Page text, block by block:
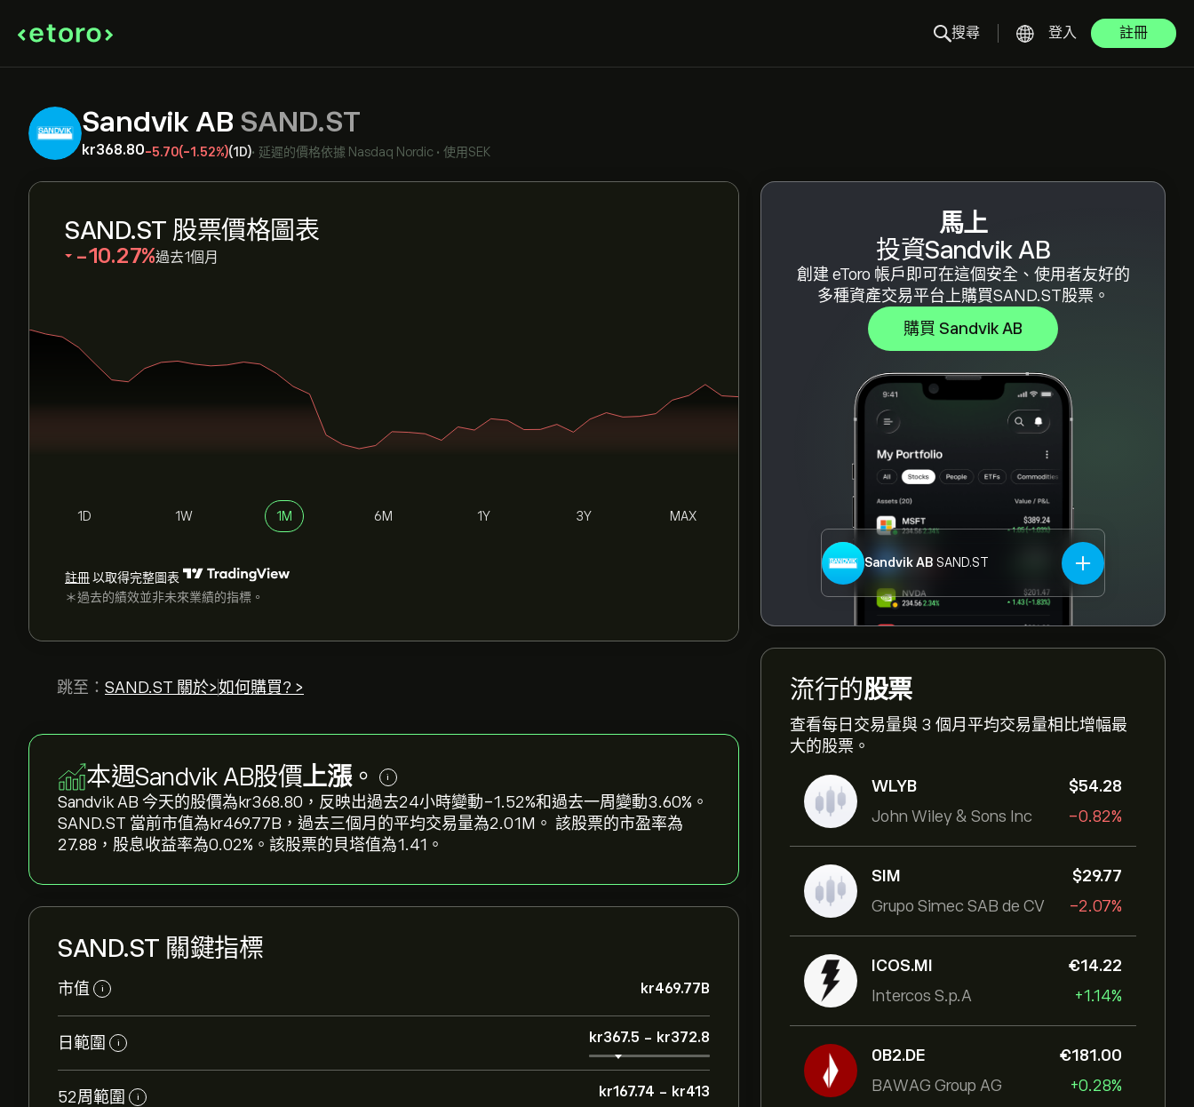
搜尋 登入 註冊
Sandvik AB SAND.ST
‎kr‎368.80-5.70(-1.52%)(1D)• 延遲的價格依據 Nasdaq Nordic • 使用SEK
馬上
投資Sandvik AB
創建 eToro 帳戶即可在這個安全、使用者友好的
多種資產交易平台上購買SAND.ST股票。
購買 Sandvik AB
Sandvik AB SAND.ST
流行的股票
查看每日交易量與 3 個月平均交易量相比增幅最
大的股票。
WLYB
John Wiley & Sons Inc
‎$‎54.28
-0.82%
SIM
Grupo Simec SAB de CV
‎$‎29.77
-2.07%
ICOS.MI
Intercos S.p.A
‎€‎14.22
+1.14%
0B2.DE
BAWAG Group AG
‎€‎181.00
+0.28%
SAND.ST 股票價格圖表
‎-10.27‎ 過去1個月
1D 1W 1M 6M 1Y 3Y MAX
註冊以取得完整圖表
＊過去的績效並非未來業績的指標。
跳至： SAND.ST 關於>如何購買? >
本週Sandvik AB股價上漲。 i
Sandvik AB 今天的股價為‎kr‎368.80，反映出過去24小時變動‎-1.52‎%和過去一周變動‎3.60‎%。
SAND.ST 當前市值為‎kr‎469.77B，過去三個月的平均交易量為2.01M。 該股票的市盈率為
27.88，股息收益率為0.02%。該股票的貝塔值為1.41。
SAND.ST 關鍵指標
市值 i ‎kr‎469.77B
日範圍 i ‎kr‎367.5 - ‎kr‎372.8
52周範圍 i ‎kr‎167.74 - ‎kr‎413